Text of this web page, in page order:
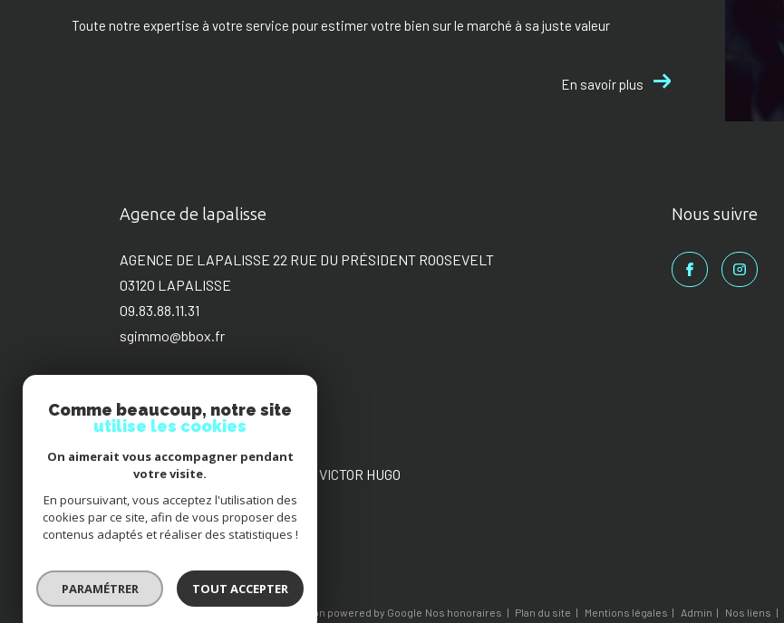
Toute notre expertise à votre service pour estimer votre bien sur le marché à sa juste valeur
En savoir plus
Agence de Roanne
AGENCE DE ROANNE 22 PLACE VICTOR HUGO
42300
ROANNE
09.88.36.17.00
Agence de lapalisse
AGENCE DE LAPALISSE 22 RUE DU PRÉSIDENT ROOSEVELT
03120
LAPALISSE
09.83.88.11.31
sgimmo@bbox.fr
Nous suivre
© 2026 | Tous droits réservés | Traduction powered by Google Nos honoraires Plan du site Mentions légales Admin Nos liens
Comme beaucoup, notre site
utilise les cookies
On aimerait vous accompagner pendant
votre visite.
En poursuivant, vous acceptez l'utilisation des
cookies par ce site, afin de vous proposer des
contenus adaptés et réaliser des statistiques !
PARAMÉTRER TOUT ACCEPTER